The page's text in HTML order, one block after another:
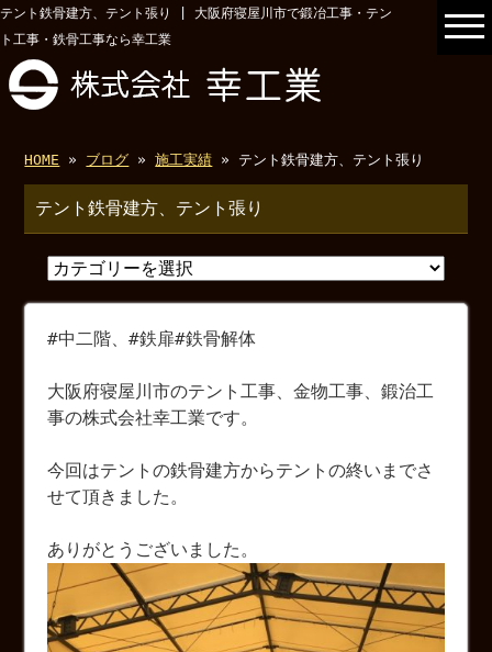
テント鉄骨建方、テント張り | 大阪府寝屋川市で鍛冶工事・テン
ト工事・鉄骨工事なら幸工業
HOME » ブログ »施工実績 » テント鉄骨建方、テント張り
テント鉄骨建方、テント張り
#中二階、#鉄扉#鉄骨解体
大阪府寝屋川市のテント工事、金物工事、鍛治工
事の株式会社幸工業です。
今回はテントの鉄骨建方からテントの終いまでさ
せて頂きました。
ありがとうございました。